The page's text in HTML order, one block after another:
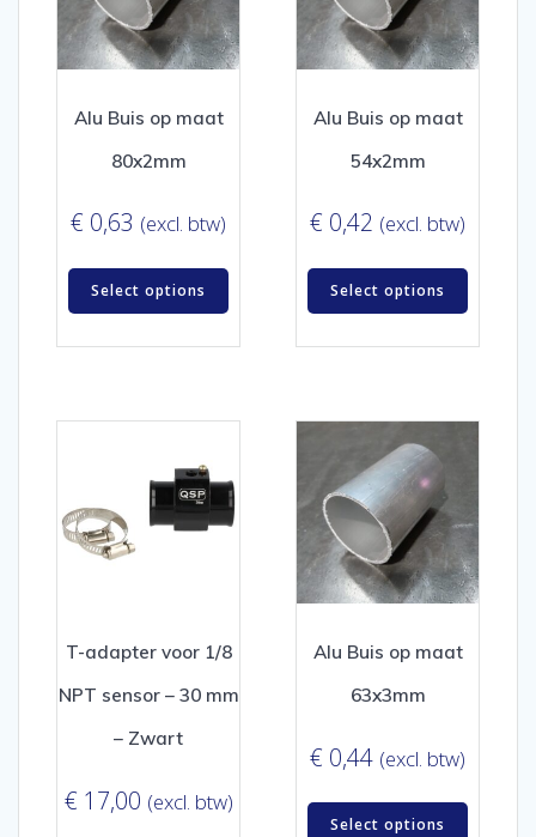
Alu Buis op maat
80x2mm
€ 0,63 (excl. btw)
Select options
Alu Buis op maat
54x2mm
€ 0,42 (excl. btw)
Select options
T-adapter voor 1/8
NPT sensor – 30 mm
– Zwart
€ 17,00 (excl. btw)
Alu Buis op maat
63x3mm
€ 0,44 (excl. btw)
Select options